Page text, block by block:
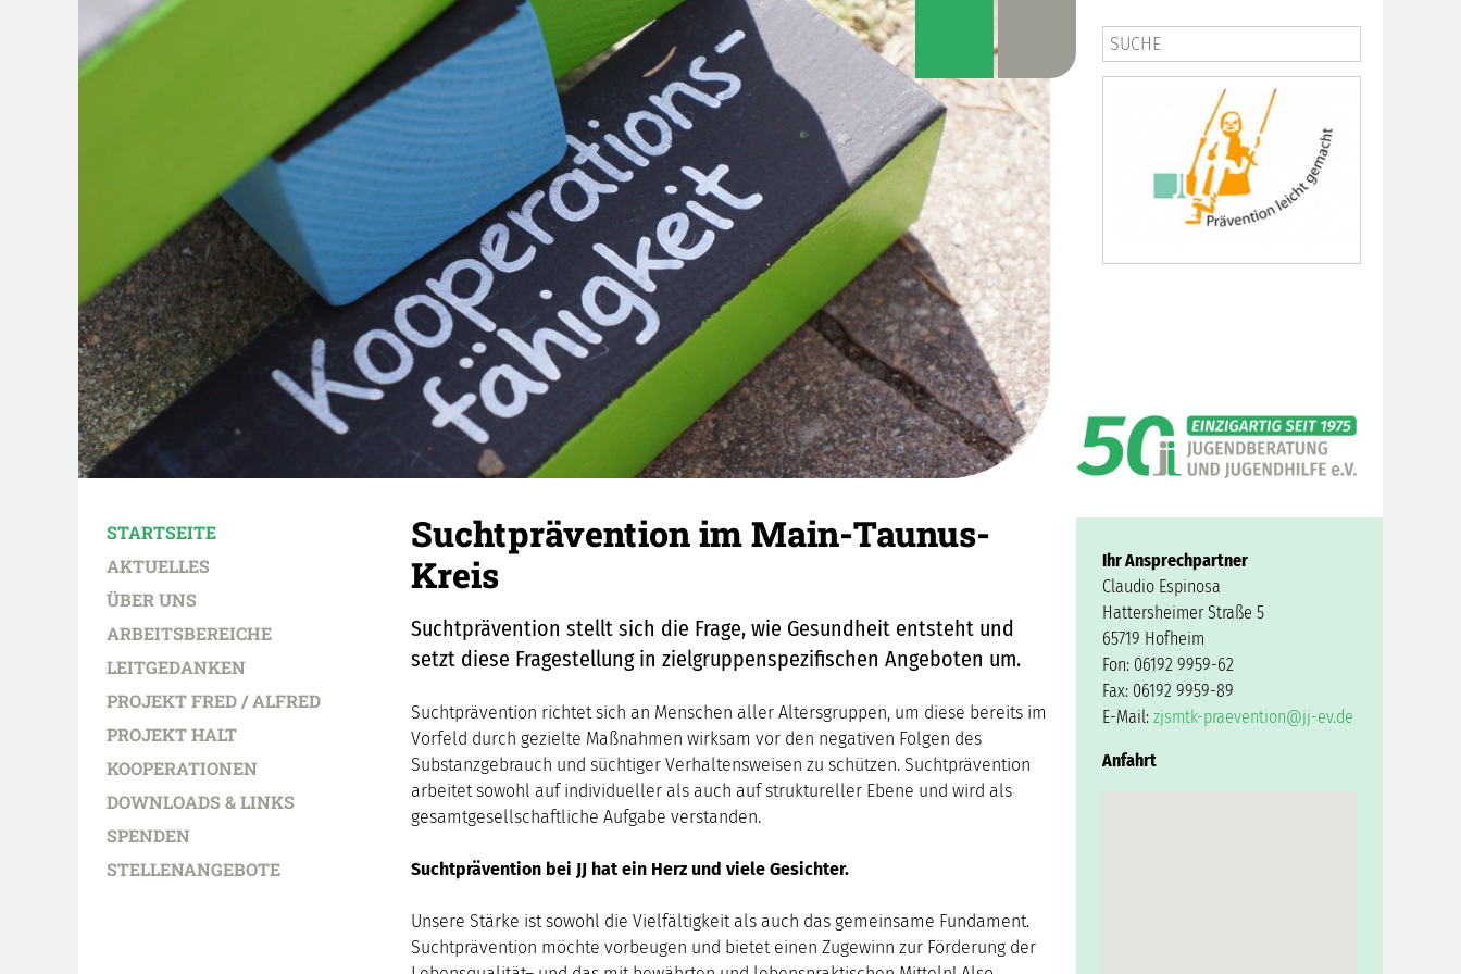
STARTSEITE
AKTUELLES
ÜBER UNS
ARBEITSBEREICHE
LEITGEDANKEN
PROJEKT FRED / ALFRED
PROJEKT HALT
KOOPERATIONEN
DOWNLOADS & LINKS
SPENDEN
STELLENANGEBOTE
Suchtprävention im Main-Taunus-
Kreis
Suchtprävention stellt sich die Frage, wie Gesundheit entsteht und
setzt diese Fragestellung in zielgruppenspezifischen Angeboten um.
Suchtprävention richtet sich an Menschen aller Altersgruppen, um diese bereits im
Vorfeld durch gezielte Maßnahmen wirksam vor den negativen Folgen des
Substanzgebrauch und süchtiger Verhaltensweisen zu schützen. Suchtprävention
arbeitet sowohl auf individueller als auch auf struktureller Ebene und wird als
gesamtgesellschaftliche Aufgabe verstanden.
Suchtprävention bei JJ hat ein Herz und viele Gesichter.
Unsere Stärke ist sowohl die Vielfältigkeit als auch das gemeinsame Fundament.
Suchtprävention möchte vorbeugen und bietet einen Zugewinn zur Förderung der
Ihr Ansprechpartner
Claudio Espinosa
Hattersheimer Straße 5
65719 Hofheim
Fon: 06192 9959-62
Fax: 06192 9959-89
E-Mail: zjsmtk-praevention@jj-ev.de
Anfahrt